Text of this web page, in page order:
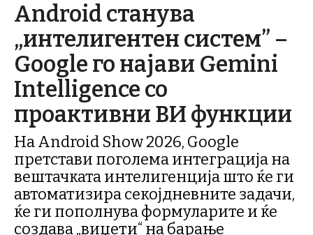
Android станува
„интелигентен систем” –
Google го најави Gemini
Intelligence со
проактивни ВИ функции
На Android Show 2026, Google
претстави поголема интеграција на
вештачката интелигенција што ќе ги
автоматизира секојдневните задачи,
ќе ги пополнува формуларите и ќе
создава „виџети“ на барање